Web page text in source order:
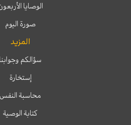
الوصايا
صورة اليوم
المزيد
سؤالكم وجوابنا
إستخارة
محاسبة النفس
كتابة الوصية